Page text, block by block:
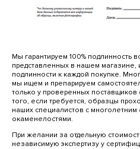
Мы гарантируем 100% подлинность
представленных в нашем магазине,
подлинности к каждой покупке.
мы ищем и препарируем
только у проверенных
того, если требуется, образцы
наших специалистов с
окаменелостями.
При желании за отдельную
независимую экспертизу у